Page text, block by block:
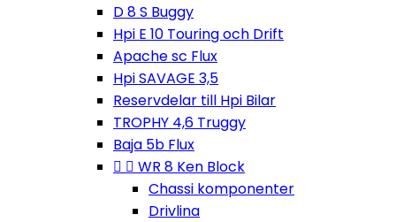
D 8 S Buggy
Hpi E 10 Touring och Drift
Apache sc Flux
Hpi SAVAGE 3,5
Reservdelar till Hpi Bilar
TROPHY 4,6 Truggy
Baja 5b Flux
  WR 8 Ken Block
Chassi komponenter
Drivlina